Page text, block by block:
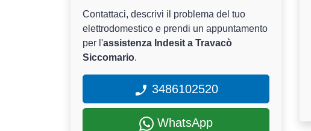
Contattaci, descrivi il problema del tuo
elettrodomestico e prendi un appuntamento
per l'assistenza Indesit a Travacò
Siccomario.
3486102520
WhatsApp